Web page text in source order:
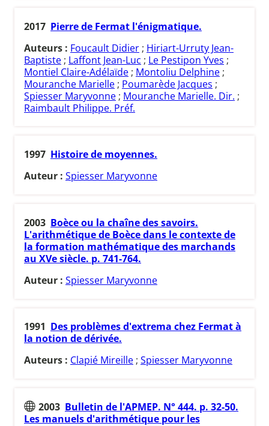
2017 Pierre de Fermat l'énigmatique.
Auteurs : Foucault Didier ; Hiriart-Urruty Jean-
Baptiste ; Laffont Jean-Luc ; Le Pestipon Yves ;
Montiel Claire-Adélaïde ; Montoliu Delphine ;
Mouranche Marielle ; Poumarède Jacques ;
Spiesser Maryvonne ; Mouranche Marielle. Dir. ;
Raimbault Philippe. Préf.
1997 Histoire de moyennes.
Auteur : Spiesser Maryvonne
2003 Boèce ou la chaîne des savoirs.
L'arithmétique de Boèce dans le contexte de
la formation mathématique des marchands
au XVe siècle. p. 741-764.
Auteur : Spiesser Maryvonne
1991 Des problèmes d'extrema chez Fermat à
la notion de dérivée.
Auteurs : Clapié Mireille ; Spiesser Maryvonne
2003 Bulletin de l'APMEP. N° 444. p. 32-50.
Les manuels d'arithmétique pour les